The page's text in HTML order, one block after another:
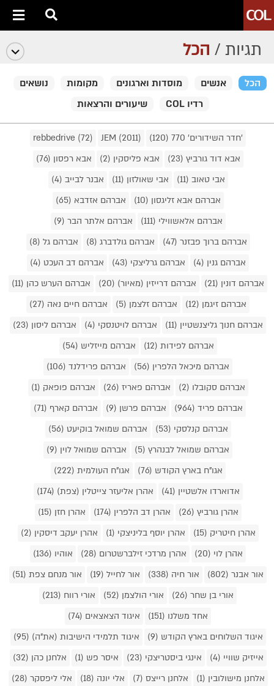
תגיות / הכל
הכל אנשים מוסדות וארגונים מקומות
נושאים
רדיו COL
שיעורים והרצאות
'חדר השידורים' 770 (120) JEM (2011)
rebbedrive (72)
אבא דוד גורביץ (23)
אבא פליסקין (2)
אבא רפסון (76)
אבי טאוב (11)
אבי שאולזון (11)
אבנר לבייב (4)
אברהם אבא זליגסון (10)
אברהם אזדבא (65)
אברהם אלאשווילי (111)
אברהם אלתר הבר (9)
אברהם ברוך פבזנר (47)
אברהם גולדברג (8)
אברהם גל (8)
אברהם גנין (4)
אברהם גרליצקי (43)
אברהם דב העכט (4)
אברהם דונין (21)
אברהם דרייזין (מאיור) (20)
אברהם הערש כהן (11)
אברהם זיגמן (12)
אברהם זלצמן (5)
אברהם חיים נאה (27)
אברהם חנוך גליצנשטיין (11)
אברהם לויטנסקי (4)
אברהם ליסון (23)
אברהם לפידות (12)
אברהם מייזליש (54)
אברהם מיכאל הלפרין (56)
אברהם פרידלנד (106)
אברהם סקובלו (2)
אברהם פאריז (26)
אברהם פופאק (1)
אברהם פריד (964)
אברהם פרשן (9)
אברהם קארף (71)
אברהם קנלסקי (53)
אברהם שמואל בוקיעט (56)
אברהם שמואל לבנהרץ (5)
אברהם שמואל לוין (9)
אגו"ח בארץ הקודש (76)
אגו"ח העולמית (222)
אדוארדו אלשטיין (41)
אהרן אליעזר צייטלין (צפת) (174)
אהרן גורביץ (26)
אהרן דב הלפרין (174)
אהרן חזן (15)
אהרן חיטריק (15)
אהרן יוסף בליניצקי (1)
אהרן יעקב דיסקין (2)
אהרן לוי (20)
אהרן מרדכי זילברשטרום (28)
אוהיו (136)
אור אבנר (802)
אור חיה (338) אור לחייל (19)
אור מנחם צפת (51)
אורי בן שחר (26)
אורי הולצמן (52)
אורי רווח (213)
אחד משלנו (151)
איגוד הצאצאים (74)
איגוד השלוחים בארץ הקודש (9)
איגוד תלמידי הישיבות (את"ה) (95)
אייזיק שוויי (4)
אינגי ביסטריצקי (23) איסר פש (1)
אלחנן כהן (32)
אלחנן מישולובין (1)
אלחנן רייצס (7) אלי יונה (18)
אלי ליפסקר (28)